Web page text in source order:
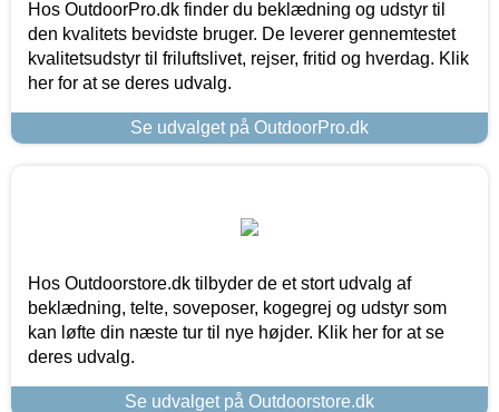
Hos OutdoorPro.dk finder du beklædning og udstyr til
den kvalitets bevidste bruger. De leverer gennemtestet
kvalitetsudstyr til friluftslivet, rejser, fritid og hverdag. Klik
her for at se deres udvalg.
Se udvalget på OutdoorPro.dk
Hos Outdoorstore.dk tilbyder de et stort udvalg af
beklædning, telte, soveposer, kogegrej og udstyr som
kan løfte din næste tur til nye højder. Klik her for at se
deres udvalg.
Se udvalget på Outdoorstore.dk